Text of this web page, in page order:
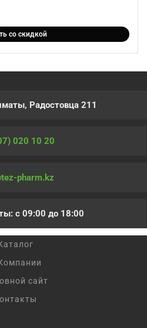
со скидкой
Радостовца 211
020 10 20
pharm.kz
с 09:00 до 18:00
сайт